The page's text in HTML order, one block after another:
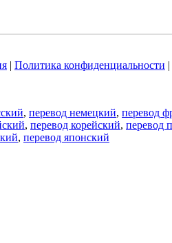
| Политика конфиденциальности |
, перевод немецкий, перевод
, перевод корейский, перевод
, перевод японский